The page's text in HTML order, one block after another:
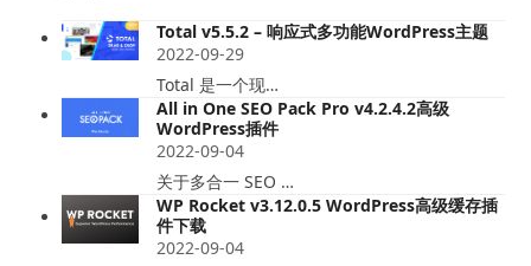
Total v5.5.2 – 响应式多功能WordPress主题
2022-09-29
Total 是一个现…
All in One SEO Pack Pro v4.2.4.2高级
WordPress插件
2022-09-04
关于多合一 SEO …
WP Rocket v3.12.0.5 WordPress高级缓存插
件下载
2022-09-04